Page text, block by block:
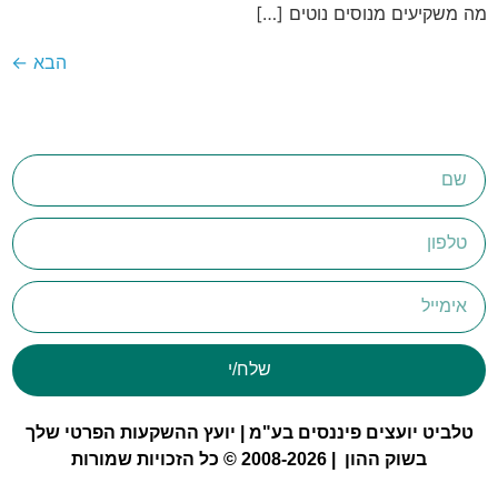
מה משקיעים מנוסים נוטים […]
הבא ←
שלח/י
טלביט יועצים פיננסים בע"מ | יועץ ההשקעות הפרטי שלך
בשוק ההון | 2008-2026 © כל הזכויות שמורות